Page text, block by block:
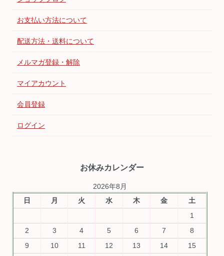
お支払い方法について
配送方法・送料について
メルマガ登録・解除
マイアカウント
会員登録
ログイン
お休みカレンダー
2026年8月
日
月 火 水 木 金
土
1
2
3 4 5 6 7
8
9
10 11 12 13 14
15